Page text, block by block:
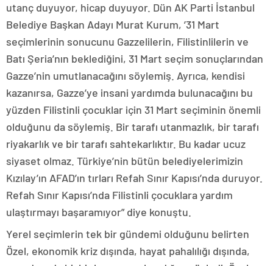
utanç duyuyor, hicap duyuyor. Dün AK Parti İstanbul
Belediye Başkan Adayı Murat Kurum, ’31 Mart
seçimlerinin sonucunu Gazzelilerin, Filistinlilerin ve
Batı Şeria’nın beklediğini, 31 Mart seçim sonuçlarından
Gazze’nin umutlanacağını söylemiş. Ayrıca, kendisi
kazanırsa, Gazze’ye insani yardımda bulunacağını bu
yüzden Filistinli çocuklar için 31 Mart seçiminin önemli
olduğunu da söylemiş. Bir tarafı utanmazlık, bir tarafı
riyakarlık ve bir tarafı sahtekarlıktır. Bu kadar ucuz
siyaset olmaz. Türkiye’nin bütün belediyelerimizin
Kızılay’ın AFAD’ın tırları Refah Sınır Kapısı’nda duruyor.
Refah Sınır Kapısı’nda Filistinli çocuklara yardım
ulaştırmayı başaramıyor” diye konuştu.
Yerel seçimlerin tek bir gündemi olduğunu belirten
Özel, ekonomik kriz dışında, hayat pahalılığı dışında,